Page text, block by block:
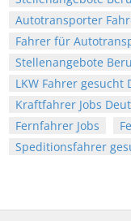
Autotransporter
Fahrer für
Stellenangebote
LKW Fahrer gesucht
Kraftfahrer Jobs
Fernfahrer Jobs
Speditionsfahrer